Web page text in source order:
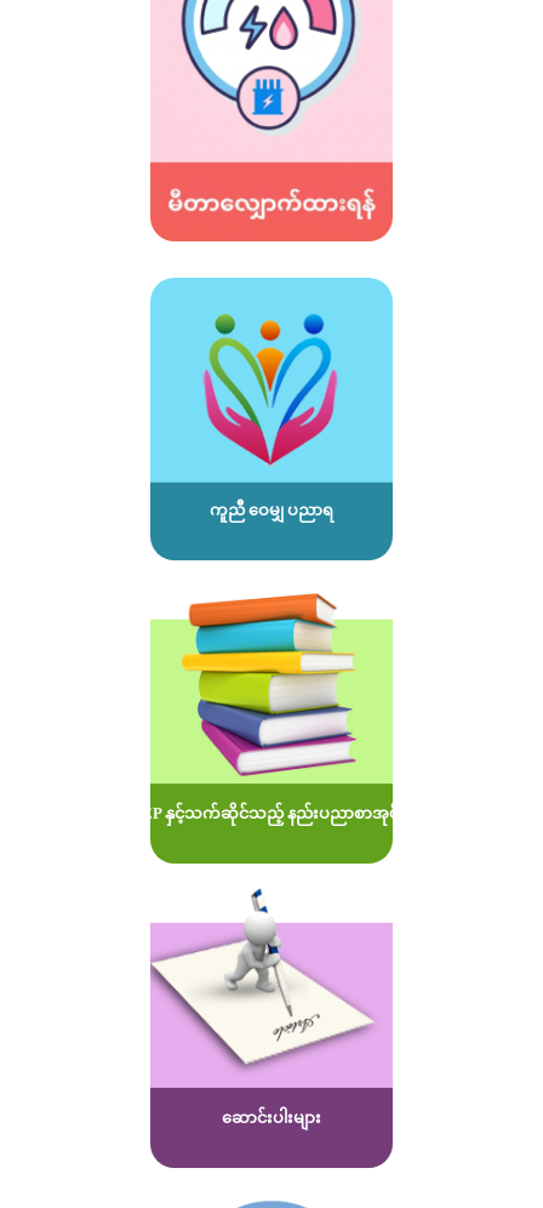
ကူညီ ဝေမျှ ပညာရ
MOEP နှင့်သက်ဆိုင်သည့် နည်းပညာစာအုပ်များ
ဆောင်းပါးများ